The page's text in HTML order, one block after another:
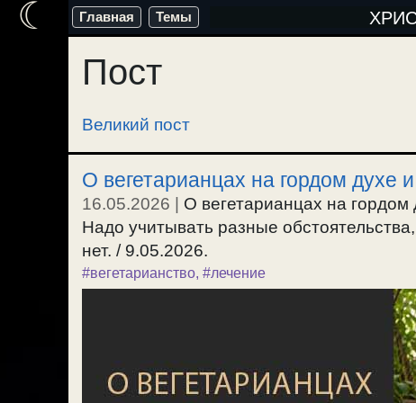
Перейти
содержимому
Главная Темы
Пост
Великий пост
О вегетарианцах на гордом духе
16.05.2026
О вегетарианцах на
Надо учитывать разные
нет. / 9.05.2026.
#вегетарианство, #лечение
☾